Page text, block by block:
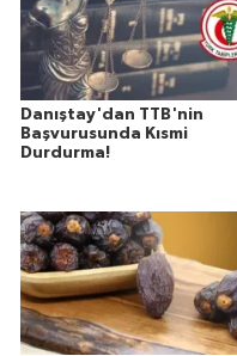
Danıştay'dan TTB'nin
Başvurusunda Kısmi
Durdurma!